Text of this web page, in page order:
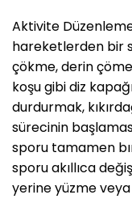
Aktivite
hareketlerden bir
çökme, derin
koşu gibi diz
durdurmak,
sürecinin
sporu tamamen
sporu akıllıca
yerine yüzme